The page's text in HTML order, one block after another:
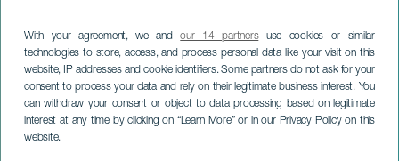
With your agreement, we andour 14 partnersuse cookies or similar
technologies to store, access, and process personal data like your visit on this
website, IP addresses and cookie identifiers. Some partners do not ask for your
consent to process your data and rely on their legitimate business interest. You
can withdraw your consent or object to data processing based on legitimate
interest at any time by clicking on “Learn More” or in our Privacy Policy on this
website.
LA PALMA